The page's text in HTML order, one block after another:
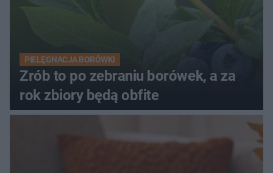
PIELĘGNACJA BORÓWKI
Zrób to po zebraniu borówek, a za
rok zbiory będą obfite